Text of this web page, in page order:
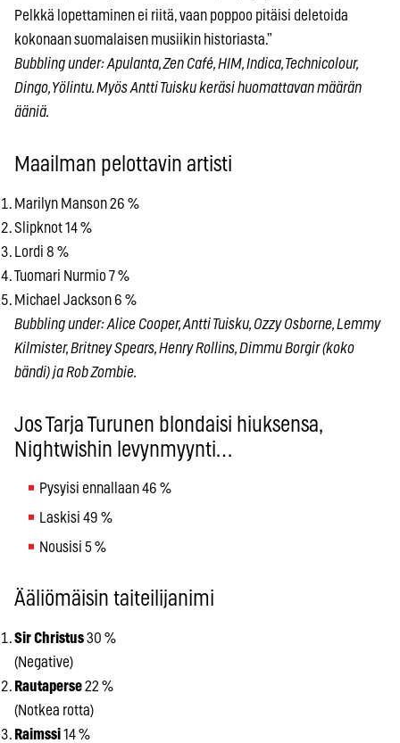
Pelkkä lopettaminen ei riitä, vaan poppoo pitäisi deletoida
kokonaan suomalaisen musiikin historiasta.”
Bubbling under: Apulanta, Zen Café, HIM, Indica, Technicolour,
Dingo, Yölintu. Myös Antti Tuisku keräsi huomattavan määrän
ääniä.
Maailman pelottavin artisti
Marilyn Manson 26 %
Slipknot 14 %
Lordi 8 %
Tuomari Nurmio 7 %
Michael Jackson 6 %
Bubbling under: Alice Cooper, Antti Tuisku, Ozzy Osborne, Lemmy
Kilmister, Britney Spears, Henry Rollins, Dimmu Borgir (koko
bändi) ja Rob Zombie.
Jos Tarja Turunen blondaisi hiuksensa,
Nightwishin levynmyynti…
Pysyisi ennallaan 46 %
Laskisi 49 %
Nousisi 5 %
Ääliömäisin taiteilijanimi
Sir Christus30 %
(Negative)
Rautaperse22 %
(Notkea rotta)
Raimssi14 %